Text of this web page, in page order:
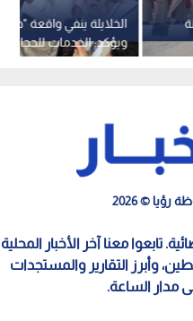
الخلايلة ينفي واقعة
ويؤكد: الخدمات للحجاج
بشهادة الجميع
© 2026
تابعوا معنا آخر الأخبار المحلية
وأبرز التقارير والمستجدات
مدار الساعة.